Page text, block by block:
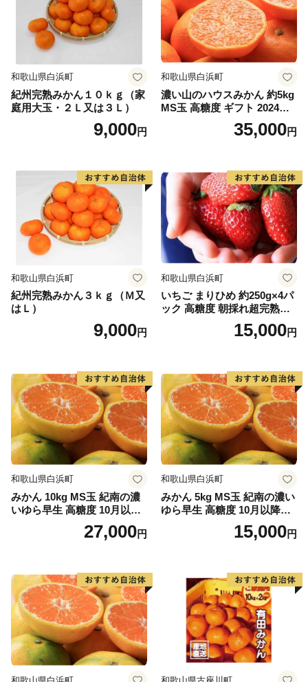
くの人々を招き入れ、町発展への願いを込めたもので
す。『努力、忍耐、飛躍』を象徴する ”柳に跳びつくか
える”（小野道風）をイメージし、「考える」「人をか
える」「町をかえる」「古里へかえる」「栄える」とい
う5つの”かえる”にひっかけ、ネーミングしています。
農業は、温暖な気候を活かし、ミニトマトなど野菜を中
の伊勢エビ等を対象とした刺し網漁業とアワビ、トコブ
シ、海草等の採貝漁業がおこなわれ、沖合ではイサキ、
タイ等を対象とした一本釣りやイワシ等を対象とした敷
き網（棒受け網）漁業、タチウオ、フグ等を対象とした
延べ縄漁業など、農林水産業が盛んな町です。
【印南祭り】
印南町を祭り一色に染める「印南祭り」。毎年10月2
日、日高地方の秋祭りのトップを切って行われる、宇杉
八幡と山口八幡両神社の合同秋季祭礼です。
川に飛び込み、祭装束の男衆が肩まで水につかりながら
川を渡る勇ましい祭り。一方の山口八幡神社の祭礼は6
台の屋台と神輿が登場。屋台をぶつけ合いながら印南港
まで御渡、浜辺では雑賀踊りや奴踊り、獅子舞が奉納さ
れます。
和歌山県白浜町
紀州完熟みかん１０ｋｇ（家
庭用大玉・２Ｌ又は３Ｌ）
9,000円
和歌山県白浜町
濃い山のハウスみかん 約5kg
MS玉 高糖度 ギフト 2024年7
35,000円
和歌山県白浜町
紀州完熟みかん３ｋｇ（Ｍ又
はＬ）
9,000円
和歌山県白浜町
いちご まりひめ 約250g×4パ
ック 高糖度 朝採れ超完熟ま
りひめ 1月以降発送分15,000円
和歌山県白浜町
みかん 10kg MS玉 紀南の濃
いゆら早生 高糖度 10月以降
発送 マルチ被覆栽培27,000円
和歌山県白浜町
みかん 5kg MS玉 紀南の濃い
ゆら早生 高糖度 10月以降発
送 マルチ被覆栽培15,000円